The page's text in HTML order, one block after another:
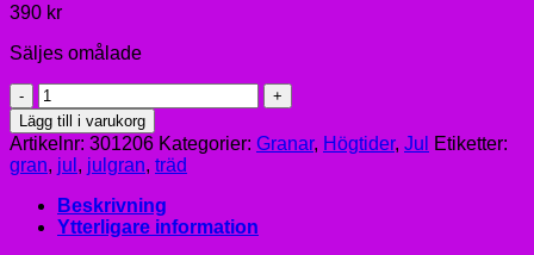
390 kr
Säljes omålade
Stor
platt
gran
mängd
Lägg till i varukorg
Artikelnr: 301206 Kategorier: Granar, Högtider, Jul
Etiketter:
gran, jul , julgran, träd
Beskrivning
Ytterligare information